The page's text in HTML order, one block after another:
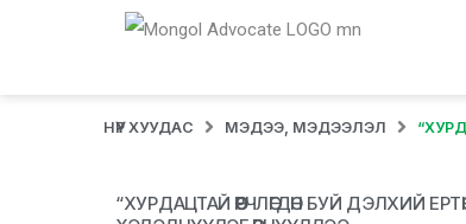
НҮҮР ХУУДАС МЭДЭЭ, МЭДЭЭЛЭЛ
“ХУРДАЦТАЙ ӨӨРЧЛӨГДӨН БУЙ